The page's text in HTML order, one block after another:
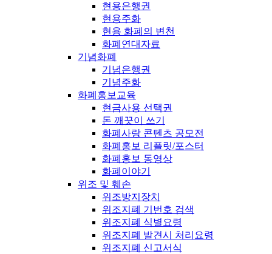
현용은행권
현용주화
현용 화폐의 변천
화폐연대자료
기념화폐
기념은행권
기념주화
화폐홍보교육
현금사용 선택권
돈 깨끗이 쓰기
화폐사랑 콘텐츠 공모전
화폐홍보 리플릿/포스터
화폐홍보 동영상
화폐이야기
위조 및 훼손
위조방지장치
위조지폐 기번호 검색
위조지폐 식별요령
위조지폐 발견시 처리요령
위조지폐 신고서식